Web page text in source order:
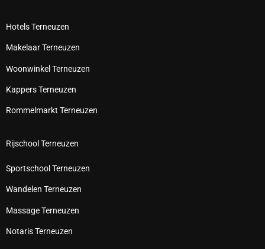
Hotels Terneuzen
Makelaar Terneuzen
Woonwinkel Terneuzen
Kappers Terneuzen
Rommelmarkt Terneuzen
Rijschool Terneuzen
Sportschool Terneuzen
Wandelen Terneuzen
Massage Terneuzen
Notaris Terneuzen